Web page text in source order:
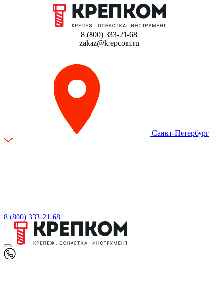
8 (800) 333-21-68
zakaz@krepcom.ru
Санкт-Петербург
8 (800) 333-21-68